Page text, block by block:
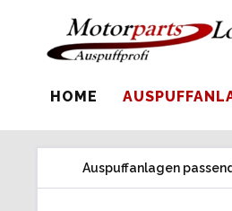
HOME
Auspuffanlagen